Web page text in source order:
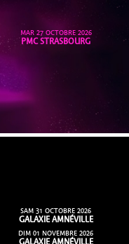
MAR 27 OCTOBRE 2026
PMC STRASBOURG
SAM 31 OCTOBRE 2026
GALAXIE AMNÉVILLE
DIM 01 NOVEMBRE 2026